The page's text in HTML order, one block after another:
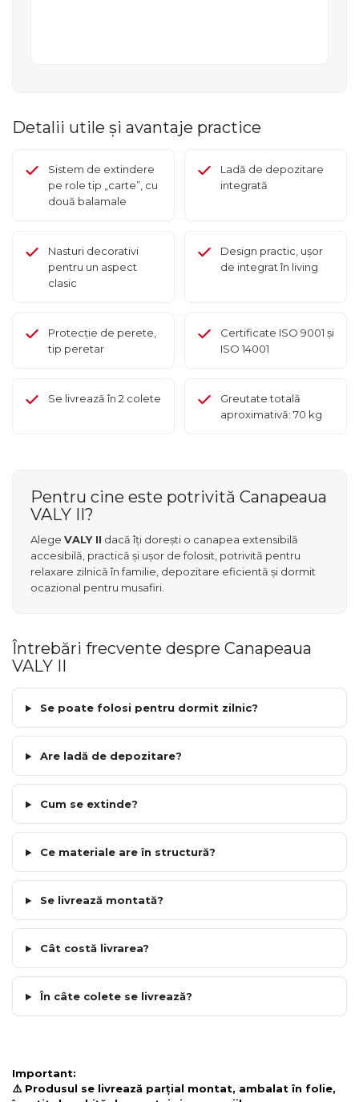
Detalii utile și avantaje practice
Sistem de extindere
pe role tip „carte”, cu
două balamale
Ladă de depozitare
integrată
Nasturi decorativi
pentru un aspect
clasic
Design practic, ușor
de integrat în living
Protecție de perete,
tip peretar
Certificate ISO 9001 și
ISO 14001
Se livrează în 2 colete
Greutate totală
aproximativă: 70 kg
Pentru cine este potrivită Canapeaua
VALY II?
Alege VALY II dacă îți dorești o canapea extensibilă
accesibilă, practică și ușor de folosit, potrivită pentru
relaxare zilnică în familie, depozitare eficientă și dormit
ocazional pentru musafiri.
Întrebări frecvente despre Canapeaua
VALY II
Se poate folosi pentru dormit zilnic?
Are ladă de depozitare?
Cum se extinde?
Ce materiale are în structură?
Se livrează montată?
Cât costă livrarea?
În câte colete se livrează?
Important:
⚠️ Produsul se livrează parțial montat, ambalat în folie,